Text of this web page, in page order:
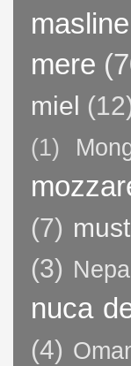
masline
mere
miel
(1)
(7)
(3) Nepal
nuca
(4)